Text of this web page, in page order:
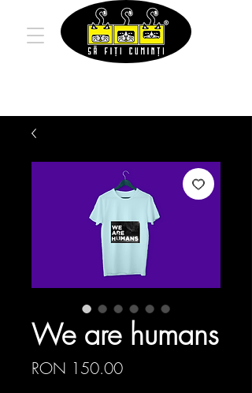
We are humans
RON 150.00Price